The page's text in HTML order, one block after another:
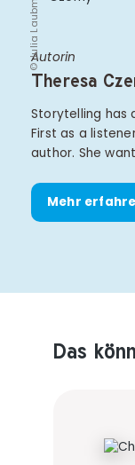
© Julia Laubmann
Autorin
Theresa
Storytelling has
First as a
author. She
Mehr
Das